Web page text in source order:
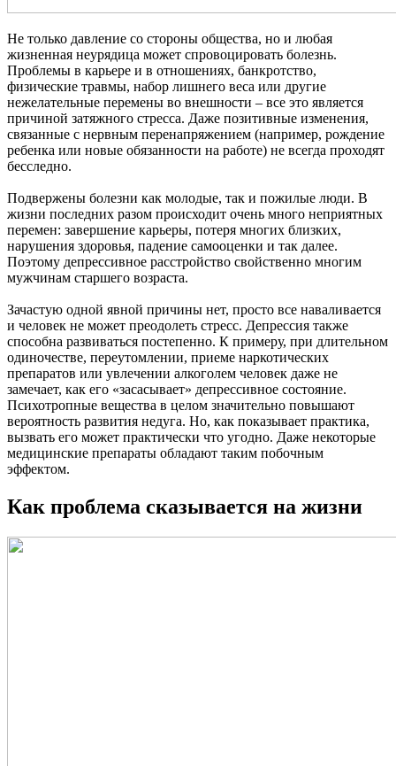
Не только давление со стороны общества, но и любая
жизненная неурядица может спровоцировать болезнь.
Проблемы в карьере и в отношениях, банкротство,
физические травмы, набор лишнего веса или другие
нежелательные перемены во внешности – все это является
причиной затяжного стресса. Даже позитивные изменения,
связанные с нервным перенапряжением (например, рождение
ребенка или новые обязанности на работе) не всегда проходят
бесследно.
Подвержены болезни как молодые, так и пожилые люди. В
жизни последних разом происходит очень много неприятных
перемен: завершение карьеры, потеря многих близких,
нарушения здоровья, падение самооценки и так далее.
Поэтому депрессивное расстройство свойственно многим
мужчинам старшего возраста.
Зачастую одной явной причины нет, просто все наваливается
и человек не может преодолеть стресс. Депрессия также
способна развиваться постепенно. К примеру, при длительном
одиночестве, переутомлении, приеме наркотических
препаратов или увлечении алкоголем человек даже не
замечает, как его «засасывает» депрессивное состояние.
Психотропные вещества в целом значительно повышают
вероятность развития недуга. Но, как показывает практика,
вызвать его может практически что угодно. Даже некоторые
медицинские препараты обладают таким побочным
эффектом.
Как проблема сказывается на жизни